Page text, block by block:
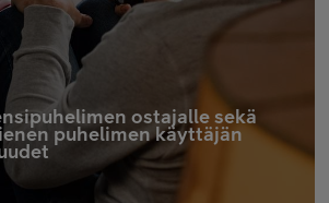
ostajalle sekä
puhelimen käyttäjän